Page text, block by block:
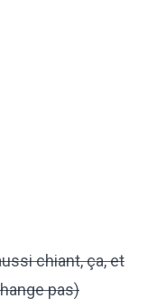
chiant, ça, et
pas)